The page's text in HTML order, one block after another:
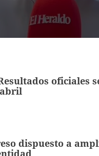
oficiales
dispuesto a